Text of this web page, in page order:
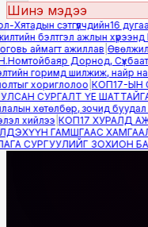
Шинэ мэдээ
сэтгүүлчдийн16
бэлтгэл ажлын
аймагт ажиллав|
Дорнод,
горимд шилжиж, найр
хориглолоо|КОП17-ЫН
СУРГАЛТ ҮЕ
хөтөлбөр, зочид буудал
хийлээ|КОП17 ХУРАЛД
ГАМШГААС
СУРГУУЛИЙГ ЗОХИОН